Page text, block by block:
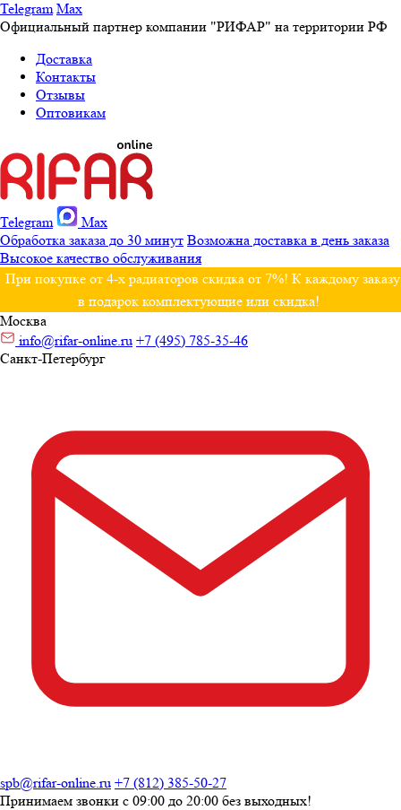
Telegram Max
Официальный партнер компании "РИФАР" на территории РФ
Доставка
Контакты
Отзывы
Оптовикам
Telegram
Max
Обработка заказа до 30 минут Возможна доставка в день заказа
Высокое качество обслуживания
При покупке от 4-х радиаторов скидка от 7%! К каждому заказу
в подарок комплектующие или скидка!
Москва
info@rifar-online.ru +7 (495) 785-35-46
Санкт-Петербург
spb@rifar-online.ru +7 (812) 385-50-27
Принимаем звонки с 09:00 до 20:00 без выходных!